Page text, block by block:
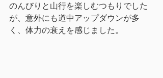
のんびりと山行を楽しむつもりでした
が、意外にも道中アップダウンが多
く、体力の衰えを感じました。